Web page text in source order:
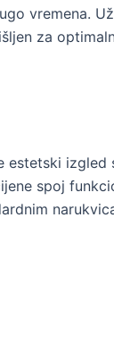
vremena.
za
estetski izgled
spoj